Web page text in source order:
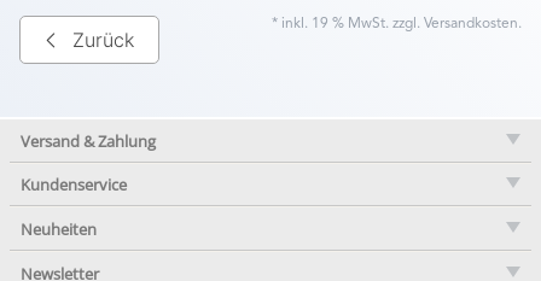
Zurück
* inkl. 19 % MwSt. zzgl. Versandkosten.
Versand & Zahlung
Kundenservice
Neuheiten
Newsletter